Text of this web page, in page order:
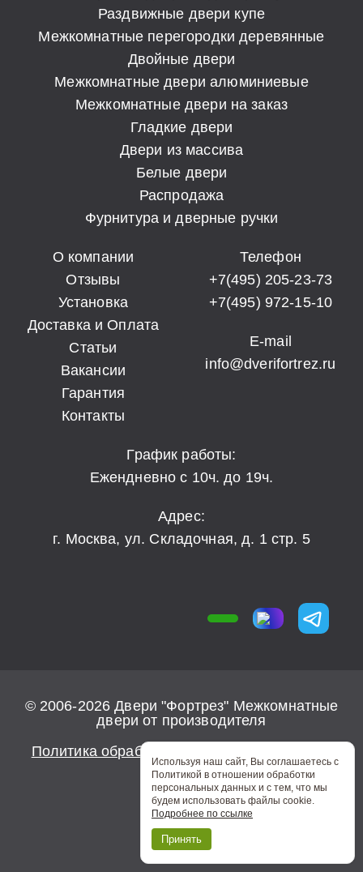
Раздвижные двери купе
Межкомнатные перегородки деревянные
Двойные двери
Межкомнатные двери алюминиевые
Межкомнатные двери на заказ
Гладкие двери
Двери из массива
Белые двери
Распродажа
Фурнитура и дверные ручки
О компании
Отзывы
Установка
Доставка и Оплата
Статьи
Вакансии
Гарантия
Контакты
Телефон
+7(495) 205-23-73
+7(495) 972-15-10
E-mail
info@dverifortrez.ru
График работы:
Ежендневно с 10ч. до 19ч.
Адрес:
г. Москва, ул. Складочная, д. 1 стр. 5
© 2006-2026 Двери "Фортрез" Межкомнатные
двери от производителя
Политика обработки персональных данных
Используя наш сайт, Вы соглашаетесь с
Политикой в отношении обработки
персональных данных и с тем, что мы
будем использовать файлы cookie.
Подробнее по ссылке
Принять